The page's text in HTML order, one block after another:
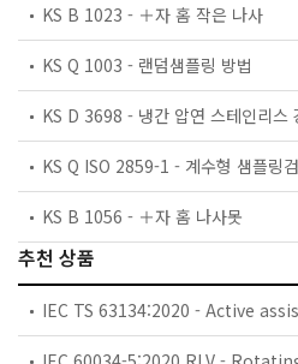
KS B 1023 - ＋자 홈 작은 나사
KS Q 1003 - 랜덤샘플링 방법
KS D 3698 - 냉간 압연 스테인리스
KS B 1056 - ＋자 홈 나사못
추천 상품